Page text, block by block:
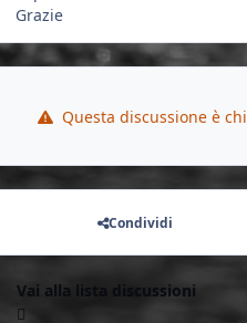
Grazie
Questa discussione è
Condividi
Vai alla lista discussioni